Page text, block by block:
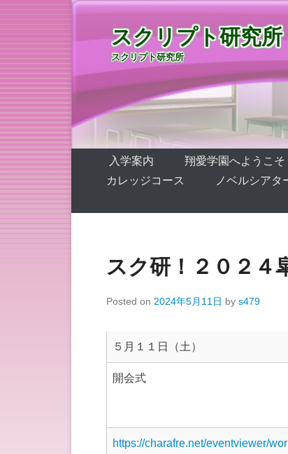
スクリプト研究所
スクリプト研究所
第1メニュー
コンテンツへ移動
入学案内 翔愛学園へようこそ
カレッジコース
ノベルシアタ
スク研！２０２４
Posted on 2024年5月11日 by s479
５月１１日（土）
開会式
https://charafre.net/eventviewer/